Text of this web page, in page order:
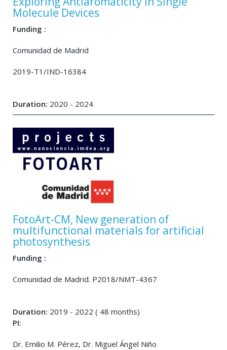
Molecule Devices
Funding :
Comunidad de Madrid
2019-T1/IND-16384
Duration: 2020 - 2024
FotoArt-CM, New generation of
multifunctional materials for artificial
photosynthesis
Funding :
Comunidad de Madrid. P2018/NMT-4367
Duration: 2019 - 2022 ( 48 months)
PI:
Dr. Emilio M. Pérez, Dr. Miguel Ángel Niño